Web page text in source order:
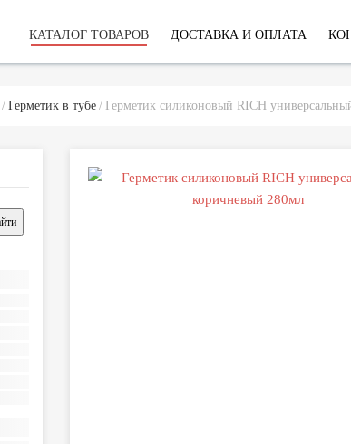
КАТАЛОГ ТОВАРОВ ДОСТАВКА И ОПЛАТА
Герметик в тубе Герметик силиконовый RICH